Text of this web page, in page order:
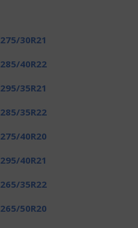
275/30R21
285/40R22
295/35R21
285/35R22
275/40R20
295/40R21
265/35R22
265/50R20